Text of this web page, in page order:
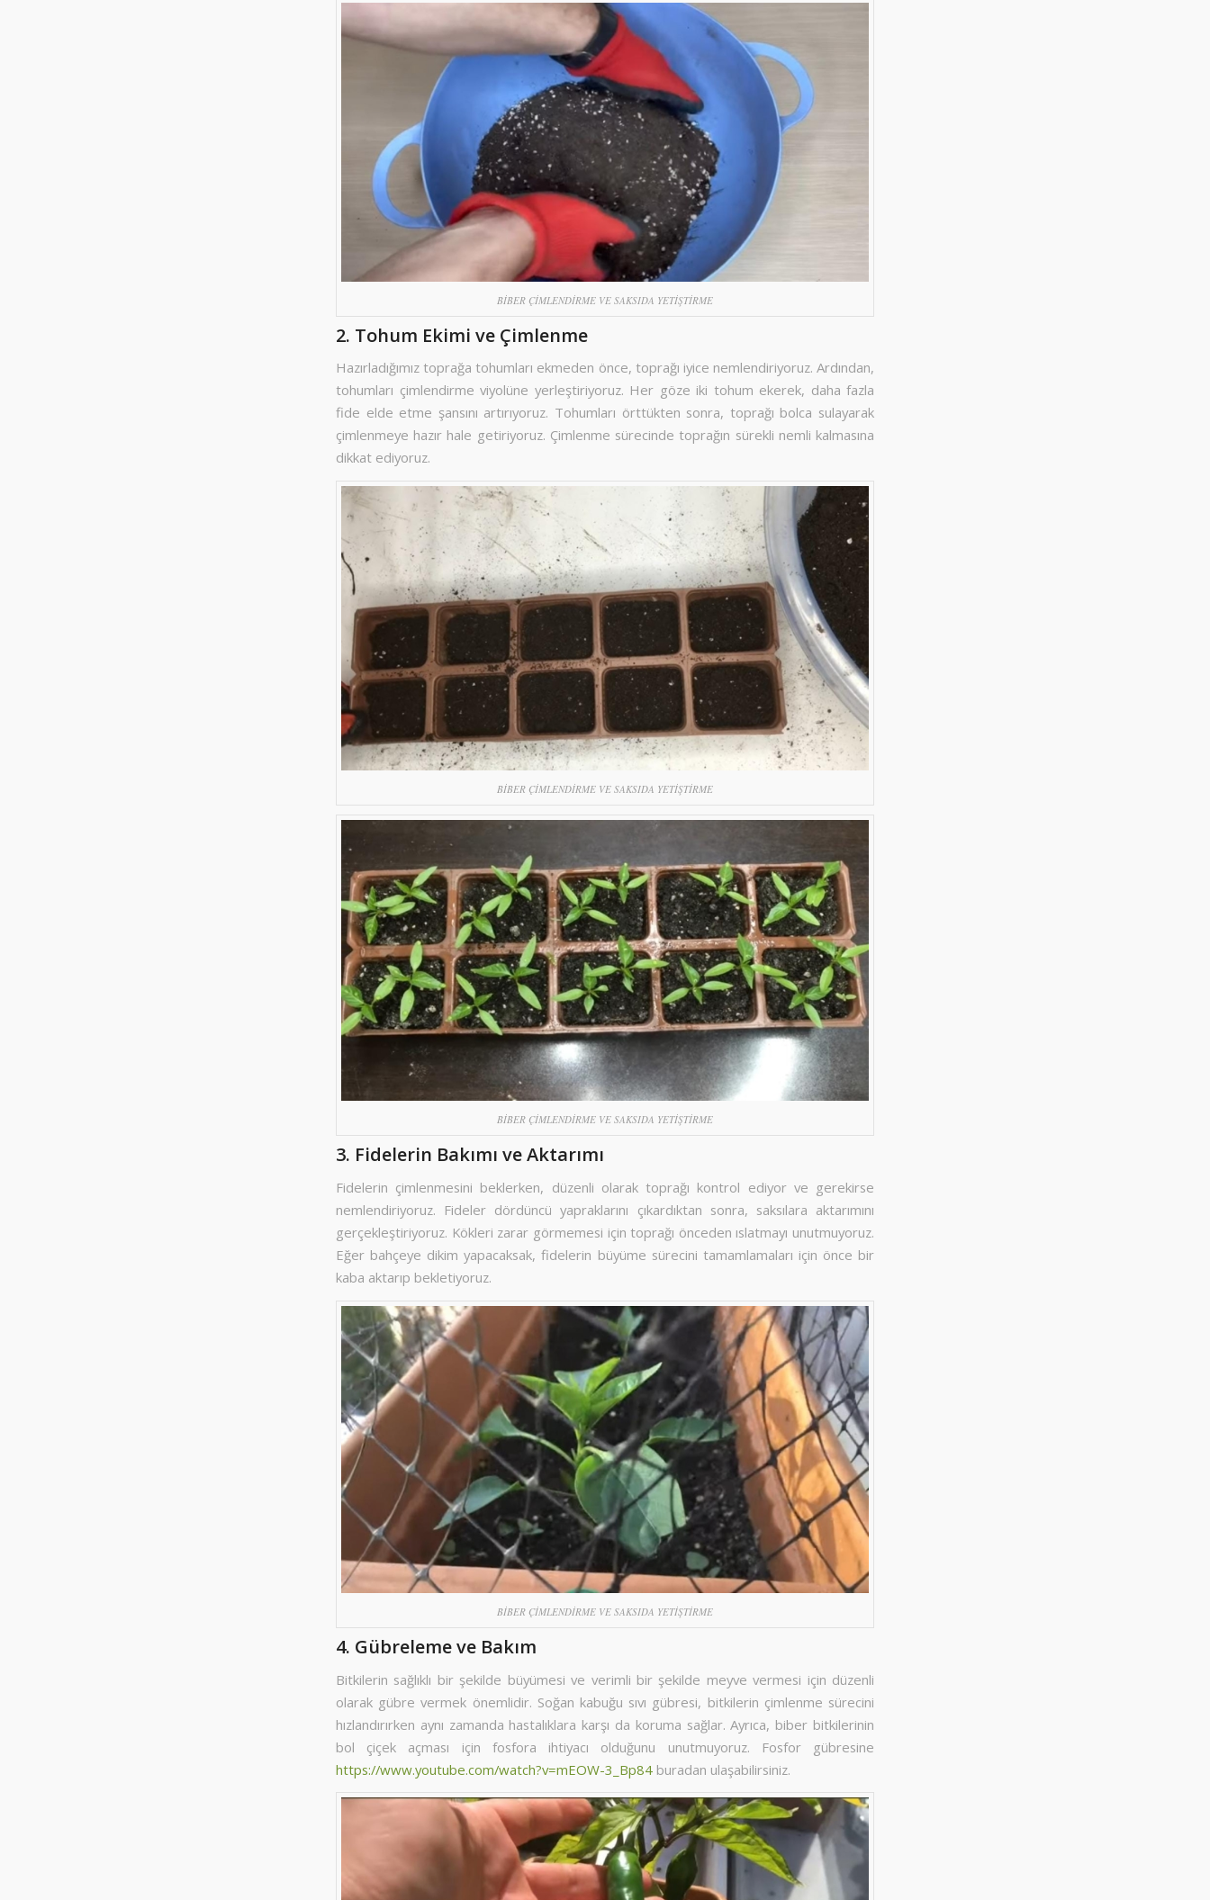
BİBER ÇİMLENDİRME VE SAKSIDA YETİŞTİRME
2. Tohum Ekimi ve Çimlenme
Hazırladığımız toprağa tohumları ekmeden önce, toprağı iyice nemlendiriyoruz. Ardından,
tohumları çimlendirme viyolüne yerleştiriyoruz. Her göze iki tohum ekerek, daha fazla
fide elde etme şansını artırıyoruz. Tohumları örttükten sonra, toprağı bolca sulayarak
çimlenmeye hazır hale getiriyoruz. Çimlenme sürecinde toprağın sürekli nemli kalmasına
dikkat ediyoruz.
BİBER ÇİMLENDİRME VE SAKSIDA YETİŞTİRME
BİBER ÇİMLENDİRME VE SAKSIDA YETİŞTİRME
3. Fidelerin Bakımı ve Aktarımı
Fidelerin çimlenmesini beklerken, düzenli olarak toprağı kontrol ediyor ve gerekirse
nemlendiriyoruz. Fideler dördüncü yapraklarını çıkardıktan sonra, saksılara aktarımını
gerçekleştiriyoruz. Kökleri zarar görmemesi için toprağı önceden ıslatmayı unutmuyoruz.
Eğer bahçeye dikim yapacaksak, fidelerin büyüme sürecini tamamlamaları için önce bir
kaba aktarıp bekletiyoruz.
BİBER ÇİMLENDİRME VE SAKSIDA YETİŞTİRME
4. Gübreleme ve Bakım
Bitkilerin sağlıklı bir şekilde büyümesi ve verimli bir şekilde meyve vermesi için düzenli
olarak gübre vermek önemlidir. Soğan kabuğu sıvı gübresi, bitkilerin çimlenme sürecini
hızlandırırken aynı zamanda hastalıklara karşı da koruma sağlar. Ayrıca, biber bitkilerinin
bol çiçek açması için fosfora ihtiyacı olduğunu unutmuyoruz. Fosfor gübresine
https://www.youtube.com/watch?v=mEOW-3_Bp84 buradan ulaşabilirsiniz.